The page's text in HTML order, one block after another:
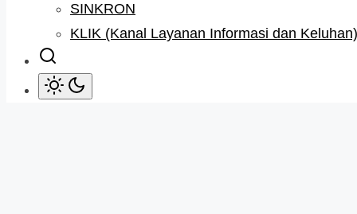
SINKRON
KLIK (Kanal Layanan Informasi dan Keluhan)